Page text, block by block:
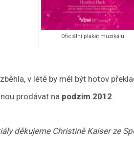
Oficiální plakát muzikálu
v létě by měl být hotov
prodávat na podzim 2012.
děkujeme Christině Kaiser ze